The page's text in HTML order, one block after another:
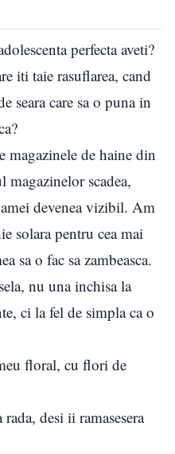
perfecta aveti?
iti taie rasuflarea, cand
seara care sa o puna in
magazinele de haine din
magazinelor scadea,
devenea vizibil. Am
solara pentru cea mai
sa o fac sa zambeasca.
nu una inchisa la
ci la fel de simpla ca o
floral, cu flori de
desi ii ramasesera